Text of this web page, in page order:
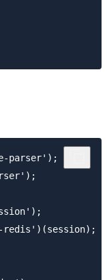
parser');
redis')(session);